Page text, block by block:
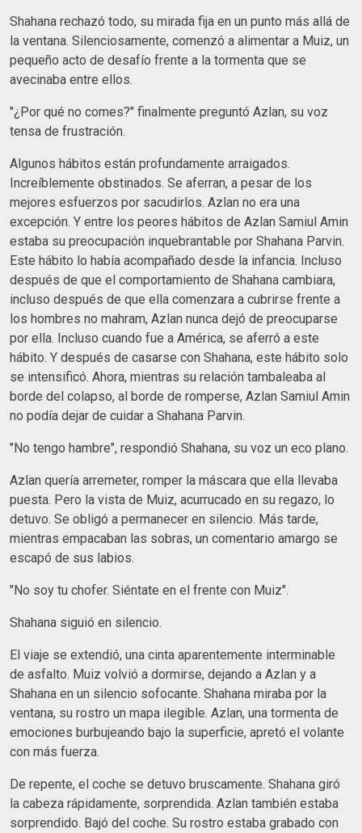
Shahana rechazó todo, su mirada fija en un punto más allá de
la ventana. Silenciosamente, comenzó a alimentar a Muiz, un
pequeño acto de desafío frente a la tormenta que se
avecinaba entre ellos.
"¿Por qué no comes?" finalmente preguntó Azlan, su voz
tensa de frustración.
Algunos hábitos están profundamente arraigados.
Increíblemente obstinados. Se aferran, a pesar de los
mejores esfuerzos por sacudirlos. Azlan no era una
excepción. Y entre los peores hábitos de Azlan Samiul Amin
estaba su preocupación inquebrantable por Shahana Parvin.
Este hábito lo había acompañado desde la infancia. Incluso
después de que el comportamiento de Shahana cambiara,
incluso después de que ella comenzara a cubrirse frente a
los hombres no mahram, Azlan nunca dejó de preocuparse
por ella. Incluso cuando fue a América, se aferró a este
hábito. Y después de casarse con Shahana, este hábito solo
se intensificó. Ahora, mientras su relación tambaleaba al
borde del colapso, al borde de romperse, Azlan Samiul Amin
no podía dejar de cuidar a Shahana Parvin.
"No tengo hambre", respondió Shahana, su voz un eco plano.
Azlan quería arremeter, romper la máscara que ella llevaba
puesta. Pero la vista de Muiz, acurrucado en su regazo, lo
detuvo. Se obligó a permanecer en silencio. Más tarde,
mientras empacaban las sobras, un comentario amargo se
escapó de sus labios.
"No soy tu chofer. Siéntate en el frente con Muiz".
Shahana siguió en silencio.
El viaje se extendió, una cinta aparentemente interminable
de asfalto. Muiz volvió a dormirse, dejando a Azlan y a
Shahana en un silencio sofocante. Shahana miraba por la
ventana, su rostro un mapa ilegible. Azlan, una tormenta de
emociones burbujeando bajo la superficie, apretó el volante
con más fuerza.
De repente, el coche se detuvo bruscamente. Shahana giró
la cabeza rápidamente, sorprendida. Azlan también estaba
sorprendido. Bajó del coche. Su rostro estaba grabado con